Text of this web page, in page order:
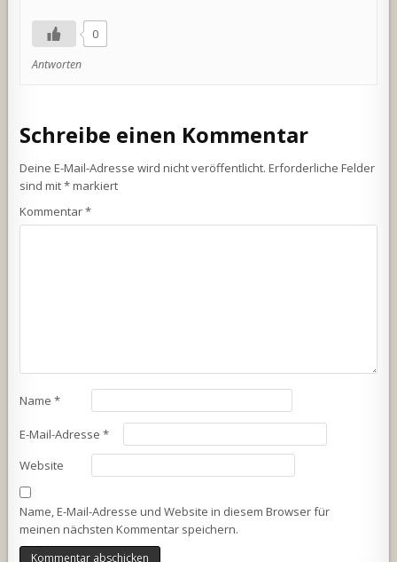
0
Antworten
Schreibe einen Kommentar
Deine E-Mail-Adresse wird nicht veröffentlicht. Erforderliche Felder
sind mit*markiert
Kommentar*
Name*
E-Mail-Adresse*
Website
Name, E-Mail-Adresse und Website in diesem Browser für
meinen nächsten Kommentar speichern.